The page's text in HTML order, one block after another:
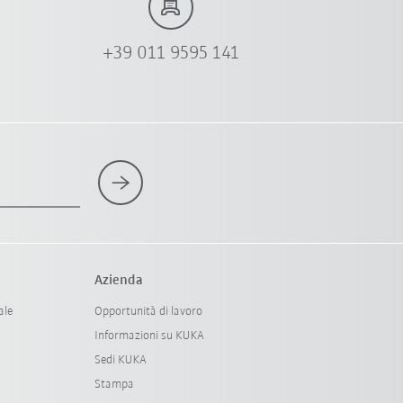
+39 011 9595 141
Azienda
Opportunità di lavoro
Informazioni su KUKA
Sedi KUKA
Stampa